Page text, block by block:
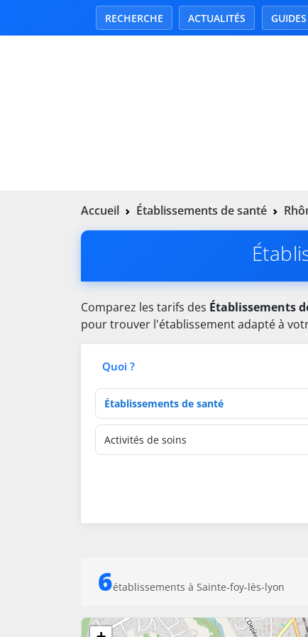
RECHERCHE ACTUALITÉS GUIDES
Accueil Établissements de santé
Comparez les tarifs des Établissements
pour trouver l'établissement adapté à
Quoi ?
Type d'établissement
Activités de soins
6établissements à Sainte-foy-lès-lyon